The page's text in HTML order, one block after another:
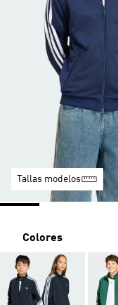
Tallas modelos
Colores